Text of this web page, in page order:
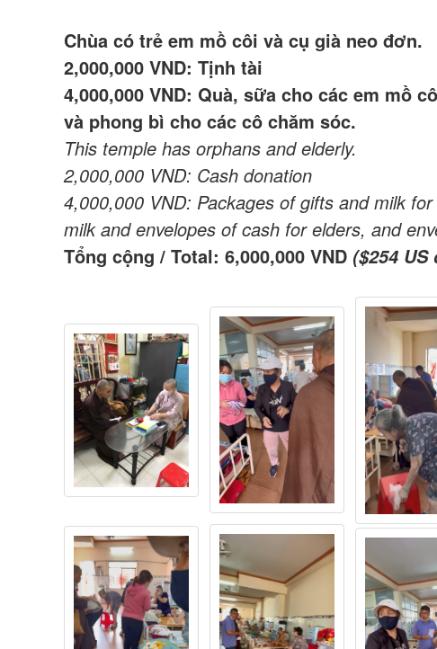
Chùa có trẻ em mồ côi và cụ già neo đơn.
2,000,000 VND: Tịnh tài
4,000,000 VND: Quà, sữa cho các em mồ
và phong bì cho các cô chăm sóc.
This temple has orphans and elderly.
2,000,000 VND: Cash donation
4,000,000 VND: Packages of gifts and milk
milk and envelopes of cash for elders, and
Tổng cộng / Total: 6,000,000 VND ($254